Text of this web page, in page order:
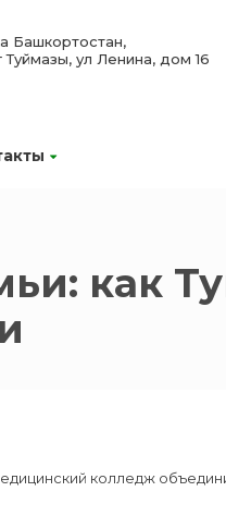
Башкортостан,
Туймазы, ул Ленина, дом 16
как
колледж